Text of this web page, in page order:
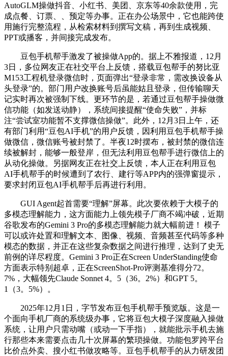
AutoGLM操做抖音、小红书、美团、京东等40余款使用，完
成点餐、订票、、预定等办事。正在办公场景中，它也能跨使
用施行完整流程，从检索材料到撰写文稿，再到生成视频、
PPT或播客，并间接完成发布。
豆包手机帮手激发了被操做App的。据上不雅报道，12月
3日，多位网友正在社交平台上反馈，搭载豆包帮手的努比亚
M153工程机登录微信时，页面弹出“登录非常，需改换设备从
头登录”的。部门用户改换账号后虽能姑且登录，但传输聊天
记实时再次被强制下线。更环节的是，若通过豆包帮手操做微
信功能（如发送动静），系统间接提醒“使命失败”，并标
注“尝试室功能暂不支撑微信操做”。此外，12月3日上午，还
有部门利用“豆包AI手机”的用户反馈，因利用豆包手机帮手操
做微信，微信账号被封禁了。半夜12时摆布，被封禁的微信连
续被解封，能够一般登岸，但无法利用豆包帮手进行微信上的
从动化操做。另据网友正在社交上反馈，本人正在利用豆包
AI手机帮手的时候遭到了农行、建行等APP内的强弹窗提示，
要求封闭豆包AI手机帮手后再进行利用。
GUI Agent起首需要“理解”屏幕。此次要依赖于大模子的
多模态理解能力，这方面能力上领先模子厂商不竭冲破，近期
谷歌发布的Gemini 3 Pro的多模态理解能力就大幅前进！ 模子
可以或许处置和理解文本、图像、视频、音频甚至代码等多种
模态的数据，并正在这些复杂数据之间进行推理，达到了史无
前例的详尽程度。Gemini 3 Pro正在Screen UnderStanding使命
方面表示特别超卓，正在ScreenShot-Pro评测基准得分72。
7%，大幅领先Claude Sonnet 4。5（36。2%）和GPT 5。
1（3。5%）。
2025年12月1日，字节发布豆包手机帮手预览版。这是一
个面向手机厂商的系统级办事，它将豆包大模子深度融入操做
系统，让用户只需动嘴（或动一下手指），就能批示手机去施
行那些本来需要点击几十次屏幕的繁琐操做。功能包罗跨平台
比价点外卖、搜小红书做攻略等。豆包手机帮手的从力研发团